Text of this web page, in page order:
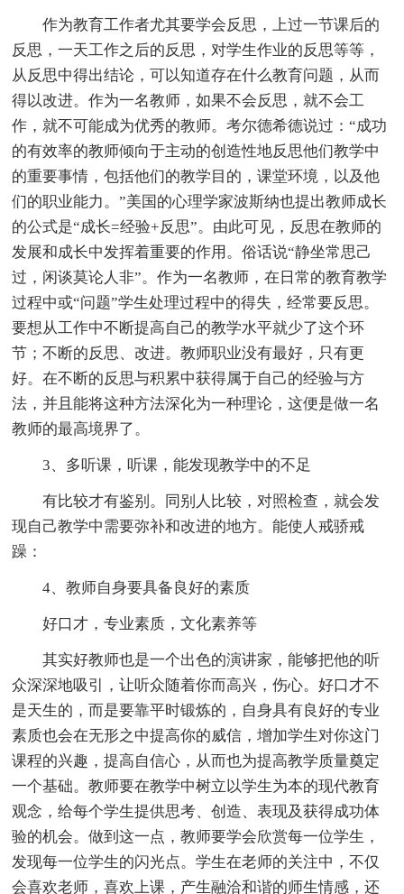
作为教育工作者尤其要学会反思，上过一节课后的
反思，一天工作之后的反思，对学生作业的反思等等，
从反思中得出结论，可以知道存在什么教育问题，从而
得以改进。作为一名教师，如果不会反思，就不会工
作，就不可能成为优秀的教师。考尔德希德说过：“成功
的有效率的教师倾向于主动的创造性地反思他们教学中
的重要事情，包括他们的教学目的，课堂环境，以及他
们的职业能力。”美国的心理学家波斯纳也提出教师成长
的公式是“成长=经验+反思”。由此可见，反思在教师的
发展和成长中发挥着重要的作用。俗话说“静坐常思己
过，闲谈莫论人非”。作为一名教师，在日常的教育教学
过程中或“问题”学生处理过程中的得失，经常要反思。
要想从工作中不断提高自己的教学水平就少了这个环
节；不断的反思、改进。教师职业没有最好，只有更
好。在不断的反思与积累中获得属于自己的经验与方
法，并且能将这种方法深化为一种理论，这便是做一名
教师的最高境界了。
3、多听课，听课，能发现教学中的不足
有比较才有鉴别。同别人比较，对照检查，就会发
现自己教学中需要弥补和改进的地方。能使人戒骄戒
躁：
4、教师自身要具备良好的素质
好口才，专业素质，文化素养等
其实好教师也是一个出色的演讲家，能够把他的听
众深深地吸引，让听众随着你而高兴，伤心。好口才不
是天生的，而是要靠平时锻炼的，自身具有良好的专业
素质也会在无形之中提高你的威信，增加学生对你这门
课程的兴趣，提高自信心，从而也为提高教学质量奠定
一个基础。教师要在教学中树立以学生为本的现代教育
观念，给每个学生提供思考、创造、表现及获得成功体
验的机会。做到这一点，教师要学会欣赏每一位学生，
发现每一位学生的闪光点。学生在老师的关注中，不仅
会喜欢老师，喜欢上课，产生融洽和谐的师生情感，还